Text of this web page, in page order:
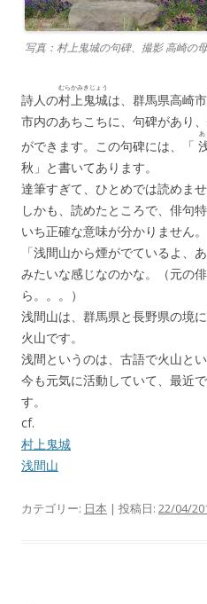
写真：村上鬼城の句碑、撮影 高崎の母
詩人の村上鬼城
むらかみきじょう
は、群馬県高崎
市内のあちこちに、句碑があり
ができます。この句碑には、「
秋」と書いてあります。
達筆すぎて、ひとめでは読めませ
しかも、読めたところで、俳句
いち正確な意味が分かりません。
「浅間山から煙がでているよ、
みたいな感じなのかな。（元の
ら。。。）
浅間山は、群馬県と長野県の境
火山です。
浅間というのは、古語で火山とい
今も元気に活動していて、最近
す。
cf.
村上鬼城
浅間山
カテゴリー: 日本 | 投稿日: 22/04/